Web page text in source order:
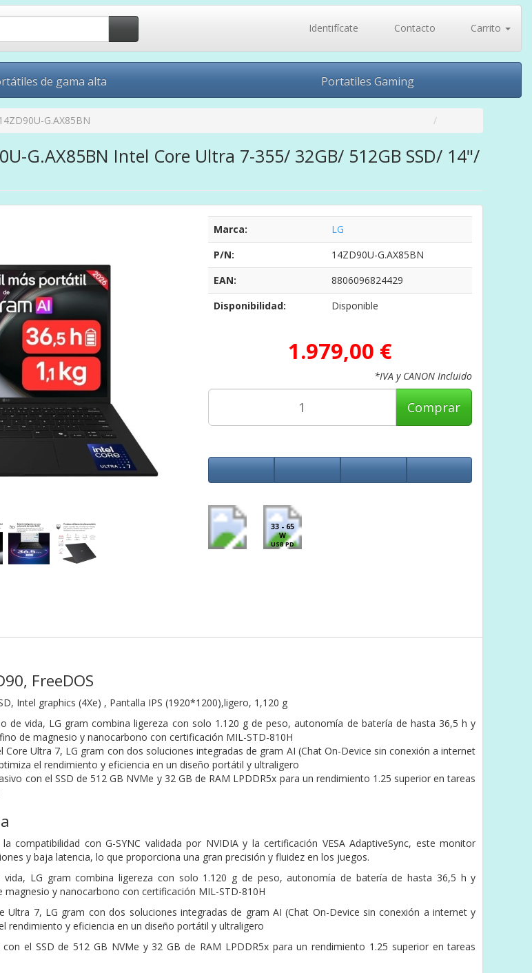
Identifícate Contacto Carrito
de gama alta Portatiles Gaming
G.AX85BN
G.AX85BN Intel Core Ultra 7-355/ 32GB/ 512GB SSD/ 14"/
Marca:
LG
P/N:
14ZD90U-G.AX85BN
EAN:
8806096824429
Disponibilidad:
Disponible
1.979,00 €
*IVA y CANON Incluido
Comprar
33 - 65
W
USB PD
FreeDOS
Intel graphics (4Xe) , Pantalla IPS (1920*1200),ligero, 1,120 g
de vida, LG gram combina ligereza con solo 1.120 g de peso, autonomía de batería de hasta 36,5 h y
de magnesio y nanocarbono con certificación MIL-STD-810H
Core Ultra 7, LG gram con dos soluciones integradas de gram AI (Chat On-Device sin conexión a internet
el rendimiento y eficiencia en un diseño portátil y ultraligero
con el SSD de 512 GB NVMe y 32 GB de RAM LPDDR5x para un rendimiento 1.25 superior en tareas
compatibilidad con G-SYNC validada por NVIDIA y la certificación VESA AdaptiveSync, este monitor
y baja latencia, lo que proporciona una gran precisión y fluidez en los juegos.
LG gram combina ligereza con solo 1.120 g de peso, autonomía de batería de hasta 36,5 h y
magnesio y nanocarbono con certificación MIL-STD-810H
Ultra 7, LG gram con dos soluciones integradas de gram AI (Chat On-Device sin conexión a internet y
rendimiento y eficiencia en un diseño portátil y ultraligero
el SSD de 512 GB NVMe y 32 GB de RAM LPDDR5x para un rendimiento 1.25 superior en tareas